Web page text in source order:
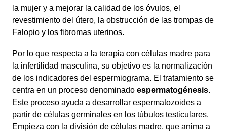
la mujer y a mejorar la calidad de los óvulos, el
revestimiento del útero, la obstrucción de las trompas de
Falopio y los fibromas uterinos.
Por lo que respecta a la terapia con células madre para
la infertilidad masculina, su objetivo es la normalización
de los indicadores del espermiograma. El tratamiento se
centra en un proceso denominado espermatogénesis.
Este proceso ayuda a desarrollar espermatozoides a
partir de células germinales en los túbulos testiculares.
Empieza con la división de células madre, que anima a